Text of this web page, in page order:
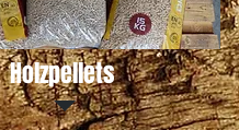
Holzpellets